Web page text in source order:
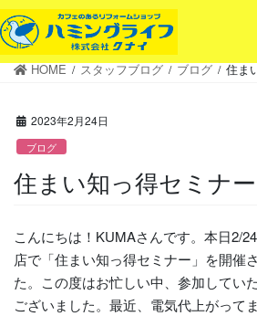
コ
ン
テ
ナ
ビ
ゲ
HOME スタッフブログ ブログ 住ま
2023年2月24日
ブログ
住まい知っ得セミナー
こんにちは！KUMAさんです。本日2/
店で「住まい知っ得セミナー」を開催
た。この度はお忙しい中、参加してい
ございました。最近、電気代上がって